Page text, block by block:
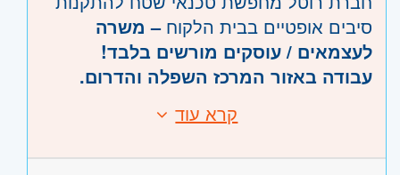
סיבים אופטיים בבית הלקוח– משרה
לעצמאים / עוסקים מורשים בלבד!
עבודה באזור המרכז השפלה והדרום.
לעבודה מאומצת – חובה!ואת שאר
קרא עוד